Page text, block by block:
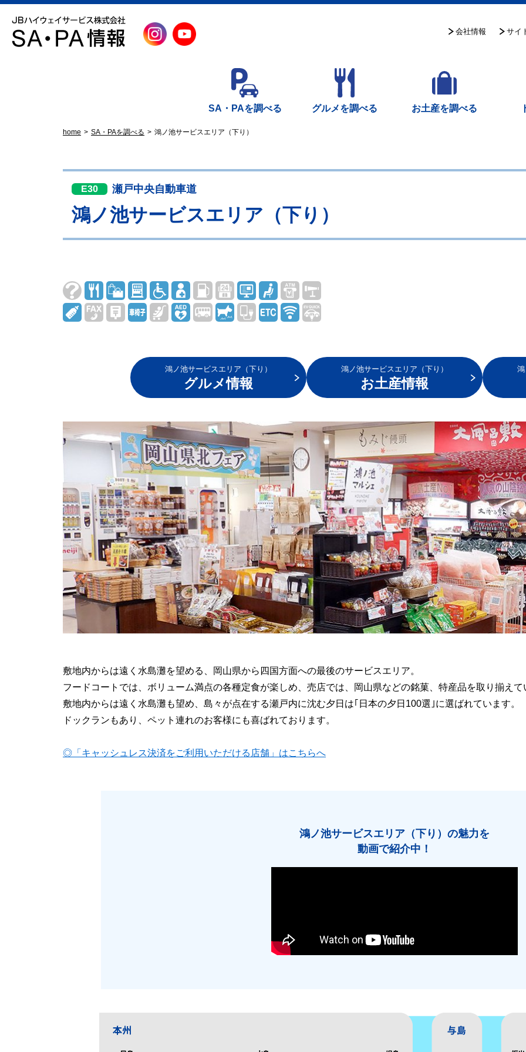
会社情報 サイ
SA・PAを調べる グルメを調べる お土産を調べる
home SA・PAを調べる 鴻ノ池サービスエリア（下り）
E30 瀬戸中央自動車道
鴻ノ池サービスエリア（下り）
鴻ノ池サービスエリア（下り）
グルメ情報
鴻ノ池サービスエリア（下り）
お土産情報
敷地内からは遠く水島灘を望める、岡山県から四国方面への最後のサービスエリア。
フードコートでは、ボリューム満点の各種定食が楽しめ、売店では、岡山県などの銘菓、特産品を取り揃えて
敷地内からは遠く水島灘も望め、島々が点在する瀬戸内に沈む夕日は｢日本の夕日100選｣に選ばれています。
ドックランもあり、ペット連れのお客様にも喜ばれております。
◎「キャッシュレス決済をご利用いただける店舗」はこちらへ
鴻ノ池サービスエリア（下り）の魅力を
動画で紹介中！